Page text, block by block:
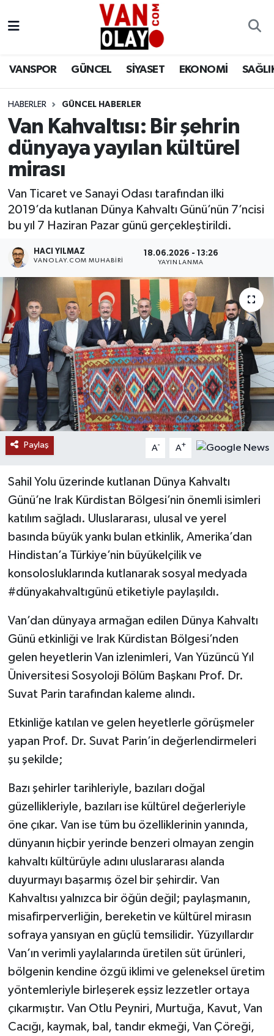
VANSPOR GÜNCEL SİYASET EKONOMİ
HABERLER GÜNCEL HABERLER
Van Kahvaltısı: Bir şehrin
dünyaya yayılan kültürel
mirası
Van Ticaret ve Sanayi Odası tarafından ilki
2019’da kutlanan Dünya Kahvaltı Günü’nün 7’ncisi
bu yıl 7 Haziran Pazar günü gerçekleştirildi.
HACI YILMAZ
VANOLAY.COM MUHABIRI
18.06.2026 - 13:26
YAYINLANMA
Paylaş A- A+
Sahil Yolu üzerinde kutlanan Dünya Kahvaltı
Günü’ne Irak Kürdistan Bölgesi’nin önemli isimleri
katılım sağladı. Uluslararası, ulusal ve yerel
basında büyük yankı bulan etkinlik, Amerika’dan
Hindistan’a Türkiye’nin büyükelçilik ve
konsolosluklarında kutlanarak sosyal medyada
#dünyakahvaltıgünü etiketiyle paylaşıldı.
Van’dan dünyaya armağan edilen Dünya Kahvaltı
Günü etkinliği ve Irak Kürdistan Bölgesi’nden
gelen heyetlerin Van izlenimleri, Van Yüzüncü Yıl
Üniversitesi Sosyoloji Bölüm Başkanı Prof. Dr.
Suvat Parin tarafından kaleme alındı.
Etkinliğe katılan ve gelen heyetlerle görüşmeler
yapan Prof. Dr. Suvat Parin’in değerlendirmeleri
şu şekilde;
Bazı şehirler tarihleriyle, bazıları doğal
güzellikleriyle, bazıları ise kültürel değerleriyle
öne çıkar. Van ise tüm bu özelliklerinin yanında,
dünyanın hiçbir yerinde benzeri olmayan zengin
kahvaltı kültürüyle adını uluslararası alanda
duyurmayı başarmış özel bir şehirdir. Van
Kahvaltısı yalnızca bir öğün değil; paylaşmanın,
misafirperverliğin, bereketin ve kültürel mirasın
sofraya yansıyan en güçlü temsilidir. Yüzyıllardır
Van’ın verimli yaylalarında üretilen süt ürünleri,
bölgenin kendine özgü iklimi ve geleneksel üretim
yöntemleriyle birleşerek eşsiz lezzetler ortaya
çıkarmıştır. Van Otlu Peyniri, Murtuğa, Kavut, Van
Cacığı, kaymak, bal, tandır ekmeği, Van Çöreği,
Siyaset
Sağlık
Dünya
RESMİ İLANLAR
Van Nöbetçi Eczaneler
Van Namaz Vakitleri
Van Trafik Yoğunluk Haritası
Süper Lig Puan Durumu ve Fikstür
Son Dakika Haberleri
Haber Arşivi